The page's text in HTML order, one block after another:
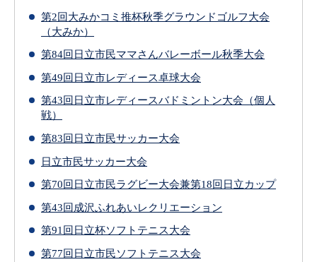
第2回大みかコミ推杯秋季グラウンドゴルフ大会
（大みか）
第84回日立市民ママさんバレーボール秋季大会
第49回日立市レディース卓球大会
第43回日立市レディースバドミントン大会（個人
戦）
第83回日立市民サッカー大会
日立市民サッカー大会
第70回日立市民ラグビー大会兼第18回日立カップ
第43回成沢ふれあいレクリエーション
第91回日立杯ソフトテニス大会
第77回日立市民ソフトテニス大会